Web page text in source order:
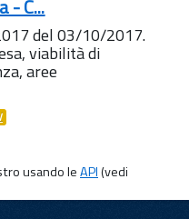
- C...
del 03/10/2017.
viabilità di
aree
usando leAPI(vedi